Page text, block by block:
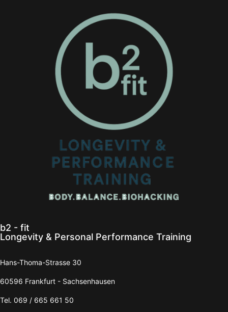
b2 - fit
Longevity & Personal Performance Training
Hans-Thoma-Strasse 30
60596 Frankfurt - Sachsenhausen
Tel. 069 / 665 661 50